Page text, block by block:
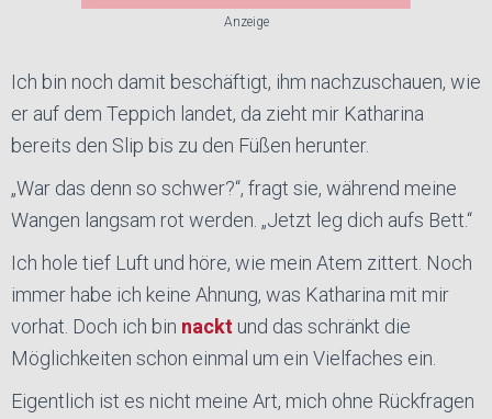
Anzeige
Ich bin noch damit beschäftigt, ihm nachzuschauen, wie
er auf dem Teppich landet, da zieht mir Katharina
bereits den Slip bis zu den Füßen herunter.
„War das denn so schwer?“, fragt sie, während meine
Wangen langsam rot werden. „Jetzt leg dich aufs Bett.“
Ich hole tief Luft und höre, wie mein Atem zittert. Noch
immer habe ich keine Ahnung, was Katharina mit mir
vorhat. Doch ich bin nackt und das schränkt die
Möglichkeiten schon einmal um ein Vielfaches ein.
Eigentlich ist es nicht meine Art, mich ohne Rückfragen